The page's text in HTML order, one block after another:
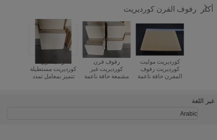
أكثر رفوف الفرن كورديريت
كورديريت مستطيلة
تتميز بمعامل تمدد
رفوف فرن
كورديريت غير
مشمعة حافة ناعمة
كورديريت موليت
كورديريت رفوف
المفرن حافة ناعمة
الصناعية
غير اللغة
Arabic